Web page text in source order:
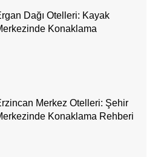
Dağı Otelleri: Kayak
Konaklama
Merkez Otelleri: Şehir
Konaklama Rehberi